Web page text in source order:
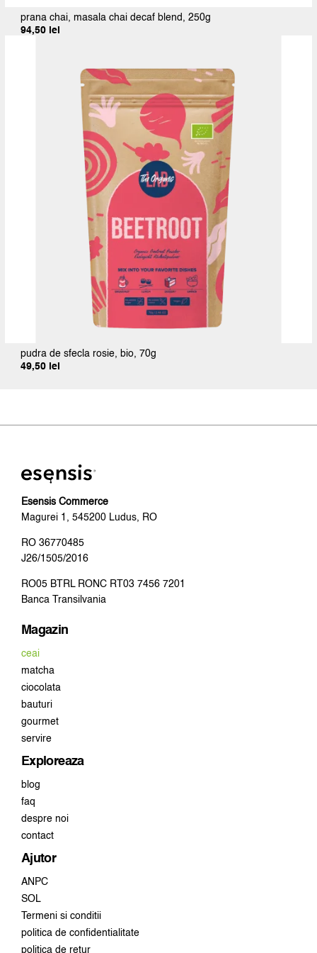
prana chai, masala chai decaf blend, 250g
94,50 lei
pudra de sfecla rosie, bio, 70g
49,50 lei
Esensis Commerce
Magurei 1, 545200 Ludus, RO
RO 36770485
J26/1505/2016
RO05 BTRL RONC RT03 7456 7201
Banca Transilvania
Magazin
ceai
matcha
ciocolata
bauturi
gourmet
servire
Exploreaza
blog
faq
despre noi
contact
Ajutor
ANPC
SOL
Termeni si conditii
politica de confidentialitate
politica de retur